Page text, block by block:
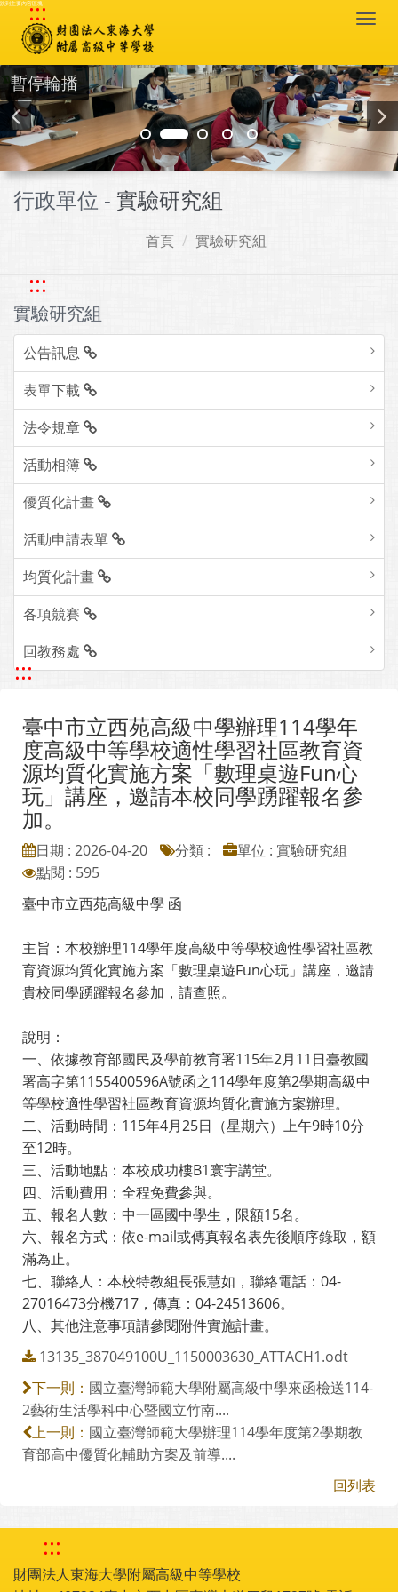
跳到主要內容區塊
:::
暫停輪播
行政單位 - 實驗研究組
首頁 實驗研究組
:::
實驗研究組
公告訊息
表單下載
法令規章
活動相簿
優質化計畫
活動申請表單
均質化計畫
各項競賽
回教務處
:::
臺中市立西苑高級中學辦理114學年
度高級中等學校適性學習社區教育資
源均質化實施方案「數理桌遊Fun心
玩」講座，邀請本校同學踴躍報名參
加。
日期 : 2026-04-20 分類 :
單位 : 實驗研究組
點閱 : 595
臺中市立西苑高級中學 函
主旨：本校辦理114學年度高級中等學校適性學習社區教
育資源均質化實施方案「數理桌遊Fun心玩」講座，邀請
貴校同學踴躍報名參加，請查照。
說明：
一、依據教育部國民及學前教育署115年2月11日臺教國
署高字第1155400596A號函之114學年度第2學期高級中
等學校適性學習社區教育資源均質化實施方案辦理。
二、活動時間：115年4月25日（星期六）上午9時10分
至12時。
三、活動地點：本校成功樓B1寰宇講堂。
四、活動費用：全程免費參與。
五、報名人數：中一區國中學生，限額15名。
六、報名方式：依e-mail或傳真報名表先後順序錄取，額
滿為止。
七、聯絡人：本校特教組長張慧如，聯絡電話：04-
27016473分機717，傳真：04-24513606。
八、其他注意事項請參閱附件實施計畫。
13135_387049100U_1150003630_ATTACH1.odt
下一則： 國立臺灣師範大學附屬高級中學來函檢送114-
2藝術生活學科中心暨國立竹南....
上一則： 國立臺灣師範大學辦理114學年度第2學期教
育部高中優質化輔助方案及前導....
回列表
:::
財團法人東海大學附屬高級中等學校